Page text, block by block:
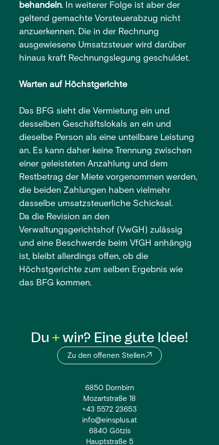
behandeln. In weiterer Folge ist aber der
geltend gemachte Vorsteuerabzug nicht
anzuerkennen. Die in der Rechnung
ausgewiesene Umsatzsteuer wird darüber
hinaus kraft Rechnungslegung geschuldet.
Warten auf Höchstgerichte
Das BFG sieht die Vermietung ein und
desselben Geschäftslokals an ein und
dieselbe Person als eine unteilbare Leistung
an. Es kann daher keine Trennung zwischen
einer geleisteten Anzahlung und dem
Restbetrag der Miete vorgenommen werden,
die beiden Zahlungen haben vielmehr
dasselbe umsatzsteuerliche Schicksal.
Da die Revision an den
Verwaltungsgerichtshof (VwGH) zulässig
und eine Beschwerde beim VfGH anhängig
ist, bleibt allerdings offen, ob die
Höchstgerichte zum selben Ergebnis wie
das BFG kommen.
Du wir? Eine gute Idee!
Zu den offenen Stellen
6850 Dornbirn
Mozartstraße 18
+43 5572 23653
info@einsplus.at
6840 Götzis
Hauptstraße 5